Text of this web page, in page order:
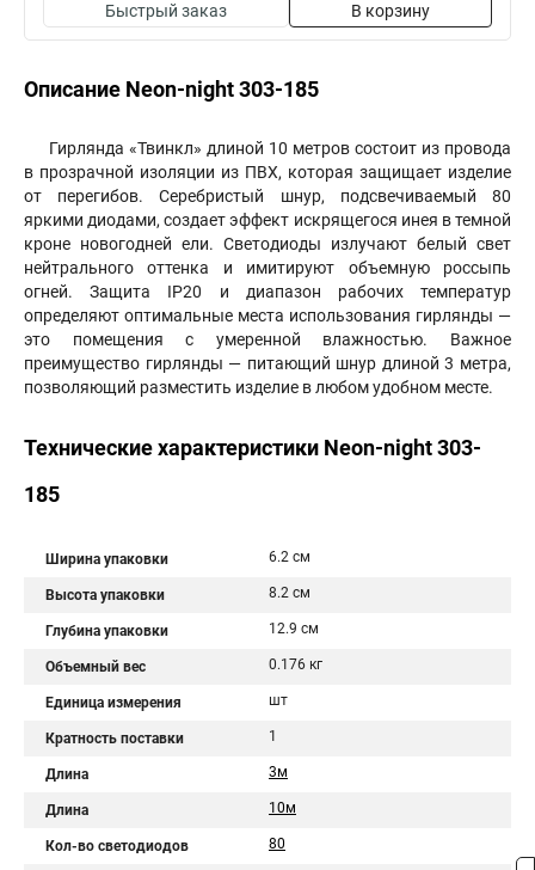
Быстрый заказ В корзину
Описание Neon-night 303-185
Гирлянда «Твинкл» длиной 10 метров состоит из провода
в прозрачной изоляции из ПВХ, которая защищает изделие
от перегибов. Серебристый шнур, подсвечиваемый 80
яркими диодами, создает эффект искрящегося инея в темной
кроне новогодней ели. Светодиоды излучают белый свет
нейтрального оттенка и имитируют объемную россыпь
огней. Защита IP20 и диапазон рабочих температур
определяют оптимальные места использования гирлянды —
это помещения с умеренной влажностью. Важное
преимущество гирлянды — питающий шнур длиной 3 метра,
позволяющий разместить изделие в любом удобном месте.
Технические характеристики Neon-night 303-
185
Ширина упаковки 6.2 см
Высота упаковки 8.2 см
Глубина упаковки 12.9 см
Объемный вес 0.176 кг
Единица измерения шт
Кратность поставки 1
Длина 3м
Длина 10м
Кол-во светодиодов 80